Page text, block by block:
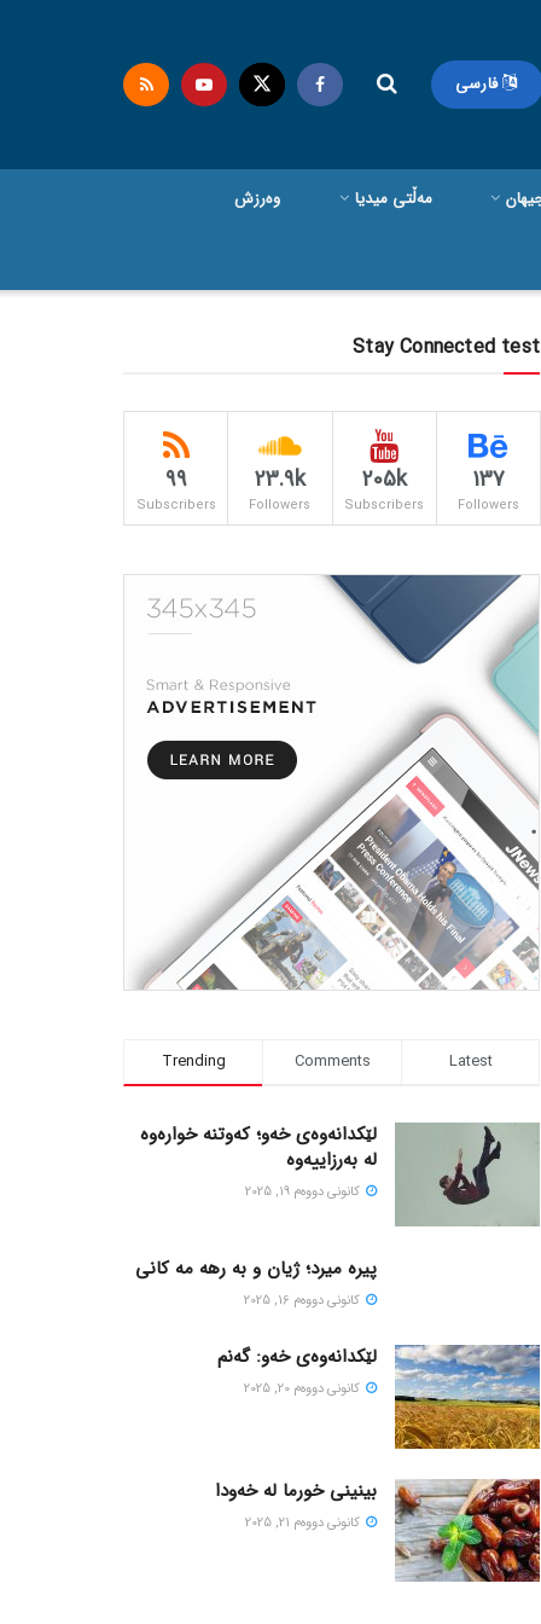
فارسی
مەڵتی میدیا وەرزش
Stay Connected test
137
Followers
205k
Subscribers
23.9k
Followers
99
Subscribers
Trending Comments Latest
لێکدانەوەی خەو؛ کەوتنە خوارەوە
لە بەرزاییەوە
كانونی دووه‌م 19, 2025
پیره میرد؛ ژیان و به رهه مه کانی
كانونی دووه‌م 16, 2025
لێکدانەوەی خەو: گەنم
كانونی دووه‌م 20, 2025
بینینی خورما لە خەودا
كانونی دووه‌م 21, 2025